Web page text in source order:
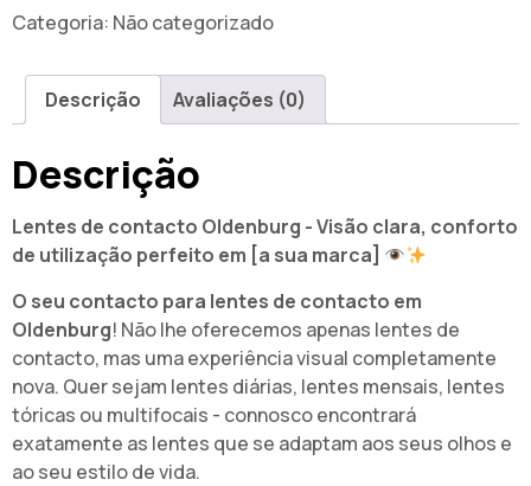
Categoria: Não categorizado
Descrição Avaliações (0)
Descrição
Lentes de contacto Oldenburg - Visão clara, conforto
de utilização perfeito em [a sua marca]
O seu contacto para lentes de contacto em
Oldenburg! Não lhe oferecemos apenas lentes de
contacto, mas uma experiência visual completamente
nova. Quer sejam lentes diárias, lentes mensais, lentes
tóricas ou multifocais - connosco encontrará
exatamente as lentes que se adaptam aos seus olhos e
ao seu estilo de vida.